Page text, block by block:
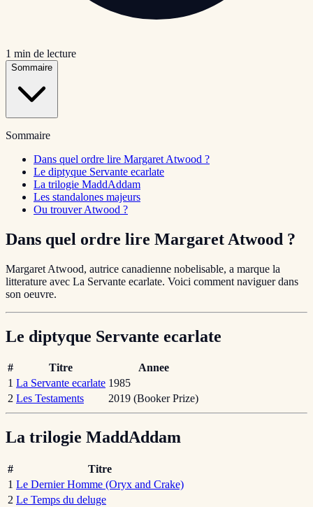
1 min de lecture
Sommaire
Sommaire
Dans quel ordre lire Margaret Atwood ?
Le diptyque Servante ecarlate
La trilogie MaddAddam
Les standalones majeurs
Ou trouver Atwood ?
Dans quel ordre lire Margaret Atwood ?
Margaret Atwood, autrice canadienne nobelisable, a marque la
litterature avec La Servante ecarlate. Voici comment naviguer dans
son oeuvre.
Le diptyque Servante ecarlate
# Titre
Annee
1 La Servante ecarlate 1985
2 Les Testaments 2019 (Booker Prize)
La trilogie MaddAddam
#
Titre
1 Le Dernier Homme (Oryx and Crake)
2 Le Temps du deluge